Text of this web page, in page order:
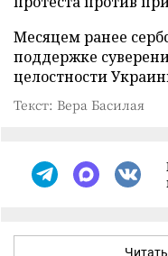
Месяцем ранее
поддержке
целостности
Текст: Вера Басилая